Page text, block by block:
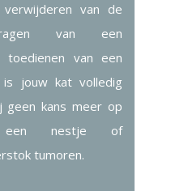
van de
van een
van een
jouw kat volledig
geen kans meer op
nestje of
tumoren.